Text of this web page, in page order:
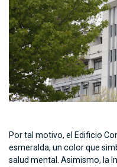
Por tal motivo, el Edificio
esmeralda, un color que
salud mental. Asimismo, la